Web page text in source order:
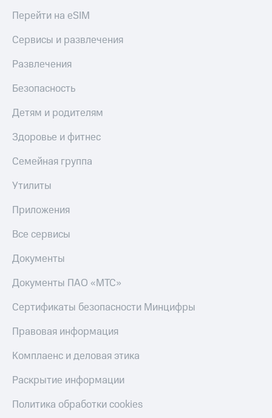
Перейти на eSIM
Сервисы и развлечения
Развлечения
Безопасность
Детям и родителям
Здоровье и фитнес
Семейная группа
Утилиты
Приложения
Все сервисы
Документы
Документы ПАО «МТС»
Сертификаты безопасности Минцифры
Правовая информация
Комплаенс и деловая этика
Раскрытие информации
Политика обработки cookies